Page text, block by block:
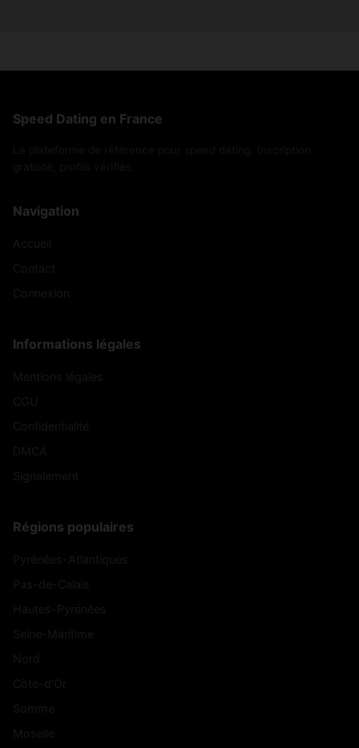
Speed Dating en France
Navigation
Informations légales
Régions populaires